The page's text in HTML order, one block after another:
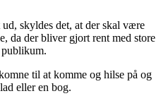
skyldes det, at der skal være
da der bliver gjort rent med store
publikum.
til at komme og hilse på og
eller en bog.